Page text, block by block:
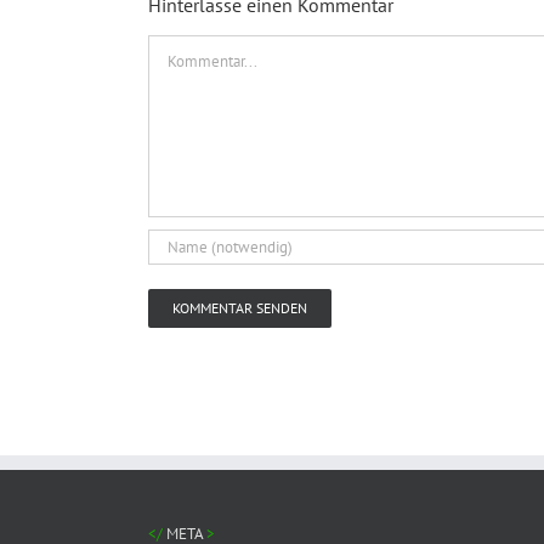
Hinterlasse einen Kommentar
META